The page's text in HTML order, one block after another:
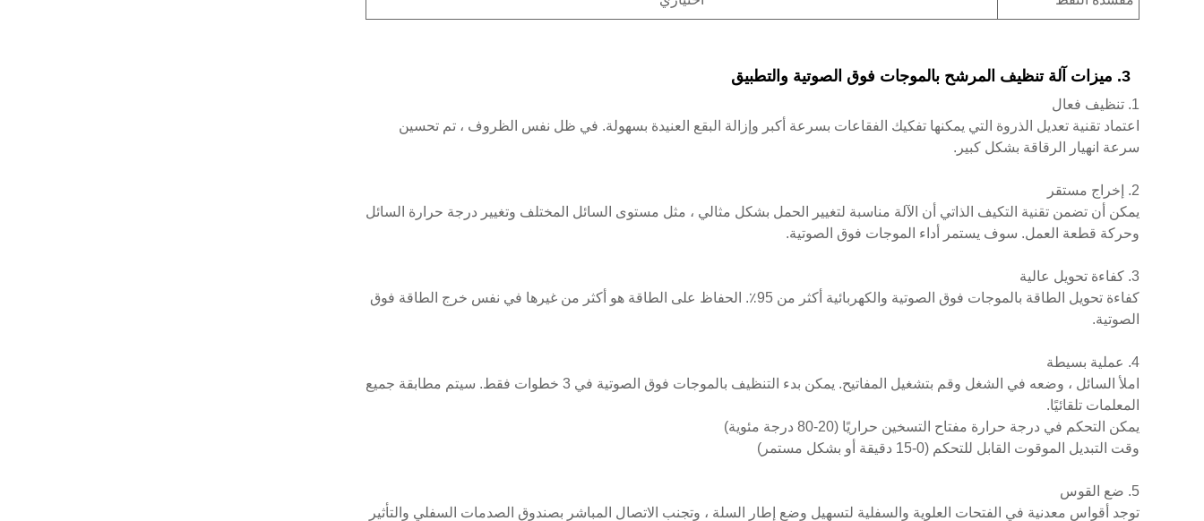
3. ميزات آلة تنظيف المرشح بالموجات فوق الصوتية والتطبيق
1. تنظيف فعال
اعتماد تقنية تعديل الذروة التي يمكنها تفكيك الفقاعات بسرعة أكبر وإزالة البقع العنيدة بسهولة. في ظل نفس الظروف ، تم تحسين
سرعة انهيار الرقاقة بشكل كبير.
2. إخراج مستقر
يمكن أن تضمن تقنية التكيف الذاتي أن الآلة مناسبة لتغيير الحمل بشكل مثالي ، مثل مستوى السائل المختلف وتغيير درجة حرارة السائل
وحركة قطعة العمل. سوف يستمر أداء الموجات فوق الصوتية.
3. كفاءة تحويل عالية
كفاءة تحويل الطاقة بالموجات فوق الصوتية والكهربائية أكثر من 95٪. الحفاظ على الطاقة هو أكثر من غيرها في نفس خرج الطاقة فوق
الصوتية.
4. عملية بسيطة
املأ السائل ، وضعه في الشغل وقم بتشغيل المفاتيح. يمكن بدء التنظيف بالموجات فوق الصوتية في 3 خطوات فقط. سيتم مطابقة جميع
المعلمات تلقائيًا.
يمكن التحكم في درجة حرارة مفتاح التسخين حراريًا (20-80 درجة مئوية)
وقت التبديل الموقوت القابل للتحكم (0-15 دقيقة أو بشكل مستمر)
5. ضع القوس
توجد أقواس معدنية في الفتحات العلوية والسفلية لتسهيل وضع إطار السلة ، وتجنب الاتصال المباشر بصندوق الصدمات السفلي والتأثير